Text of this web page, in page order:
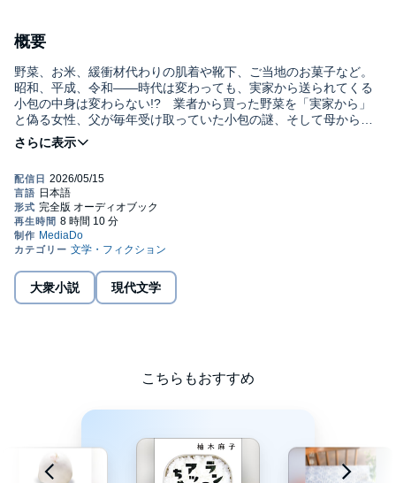
概要
野菜、お米、緩衝材代わりの肌着や靴下、ご当地のお菓子など。
昭和、平成、令和――時代は変わっても、実家から送られてくる
小包の中身は変わらない!? 業者から買った野菜を「実家から」
と偽る女性、父が毎年受け取っていた小包の謎、そして母から届
いた最後の荷物。家族から届く様々な《想い》を、是非、開封し
てください。©2024 Hika Harada Published in Japan by
大衆小説 現代文学
こちらもおすすめ